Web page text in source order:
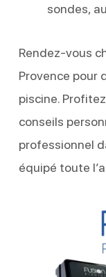
sondes,
Rendez-vous
Provence pour
piscine.
conseils
professionnel
équipé toute